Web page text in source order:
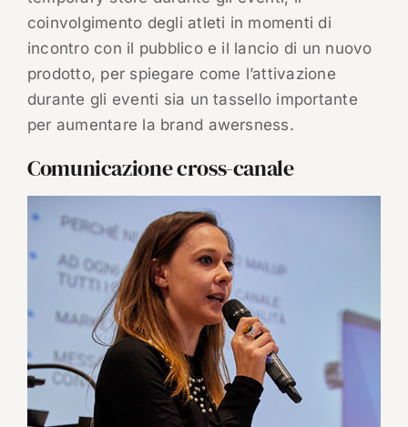
coinvolgimento degli atleti in momenti di
incontro con il pubblico e il lancio di un nuovo
prodotto, per spiegare come l’attivazione
durante gli eventi sia un tassello importante
per aumentare la brand awersness.
Comunicazione cross-canale